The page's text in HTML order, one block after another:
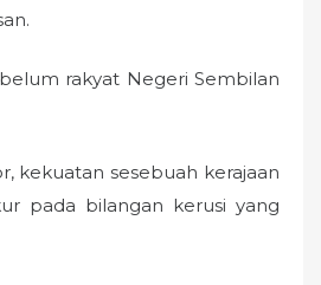
rakyat Negeri Sembilan
kekuatan sesebuah kerajaan
pada bilangan kerusi yang